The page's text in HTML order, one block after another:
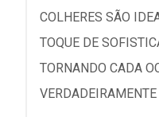
COLHERES SÃO
TOQUE DE
TORNANDO CADA